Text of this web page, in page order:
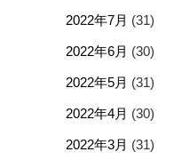
2022年7月 (31)
2022年6月 (30)
2022年5月 (31)
2022年4月 (30)
2022年3月 (31)